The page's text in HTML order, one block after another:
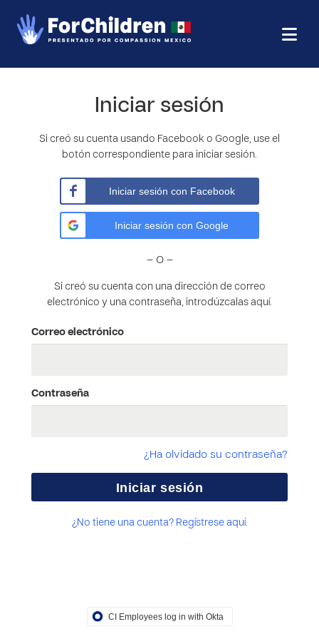
Iniciar sesión
Si creó su cuenta usando Facebook o Google, use el
botón correspondiente para iniciar sesión.
Iniciar sesión con Facebook
Iniciar sesión con Google
– O –
Si creó su cuenta con una dirección de correo
electrónico y una contraseña, introdúzcalas aquí.
Correo electrónico
Contraseña
¿Ha olvidado su contraseña?
¿No tiene una cuenta? Regístrese aquí.
CI Employees log in with Okta